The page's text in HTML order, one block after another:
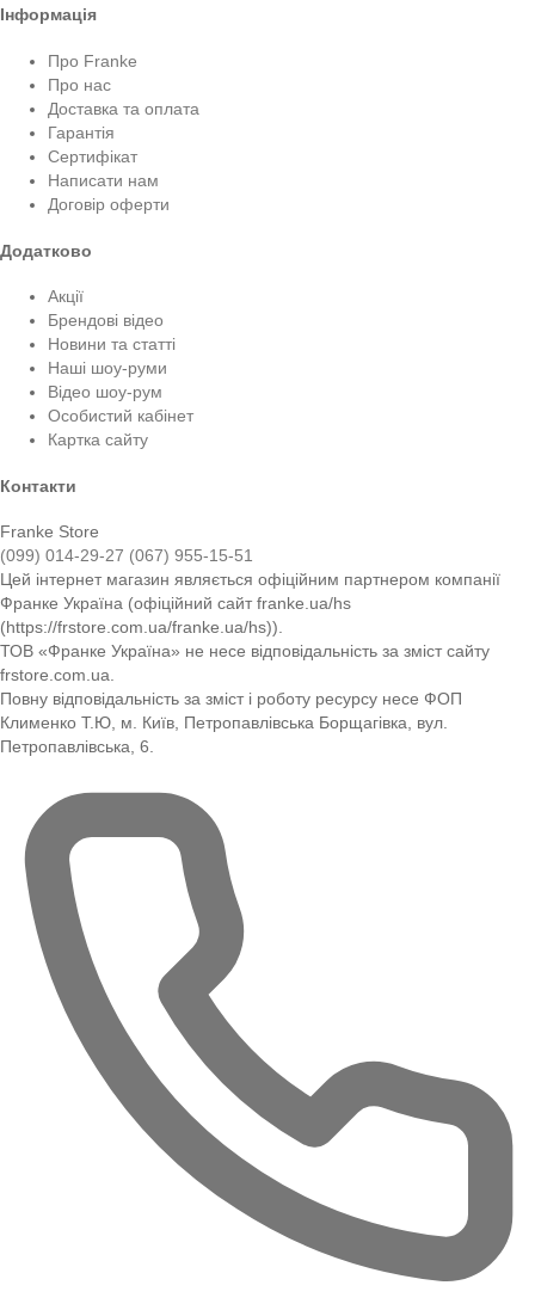
Інформація
Про Franke
Про нас
Доставка та оплата
Гарантія
Сертифікат
Написати нам
Договір оферти
Додатково
Акції
Брендові відео
Новини та статті
Наші шоу-руми
Відео шоу-рум
Особистий кабінет
Картка сайту
Контакти
Franke Store
(099) 014-29-27 (067) 955-15-51
Цей інтернет магазин являється офіційним партнером компанії
Франке Україна (офіційний сайт franke.ua/hs
(https://frstore.com.ua/franke.ua/hs)).
ТОВ «Франке Україна» не несе відповідальність за зміст сайту
frstore.com.ua.
Повну відповідальність за зміст і роботу ресурсу несе ФОП
Клименко Т.Ю, м. Київ, Петропавлівська Борщагівка, вул.
Петропавлівська, 6.